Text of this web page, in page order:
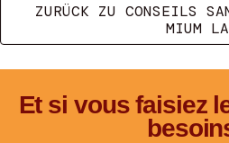
ZURÜCK ZU CONSEILS
MIUM
Et si vous faisiez